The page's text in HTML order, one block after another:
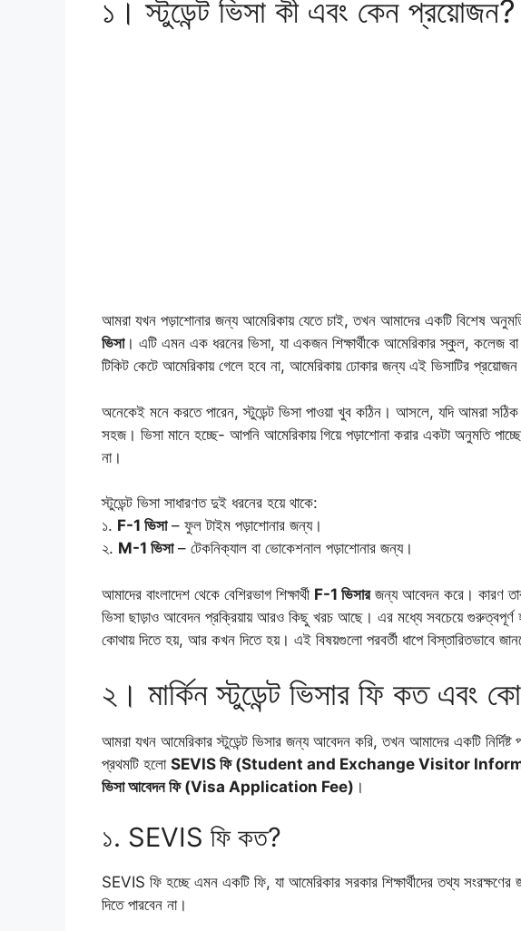
১। স্টুডেন্ট ভিসা কী এবং কেন প্রয়োজন?
আমরা যখন পড়াশোনার জন্য আমেরিকায় যেতে চাই, তখন আমাদের একটি বিশেষ
ভিসা। এটি এমন এক ধরনের ভিসা, যা একজন শিক্ষার্থীকে আমেরিকার স্কুল, কলেজ বা
টিকিট কেটে আমেরিকায় গেলে হবে না, আমেরিকায় ঢোকার জন্য এই ভিসাটির
অনেকেই মনে করতে পারেন, স্টুডেন্ট ভিসা পাওয়া খুব কঠিন। আসলে, যদি আমরা
সহজ। ভিসা মানে হচ্ছে- আপনি আমেরিকায় গিয়ে পড়াশোনা করার একটা অনুমতি
না।
স্টুডেন্ট ভিসা সাধারণত দুই ধরনের হয়ে থাকে:
১. F-1 ভিসা– ফুল টাইম পড়াশোনার জন্য।
২. M-1 ভিসা– টেকনিক্যাল বা ভোকেশনাল পড়াশোনার জন্য।
আমাদের বাংলাদেশ থেকে বেশিরভাগ শিক্ষার্থী F-1 ভিসারজন্য আবেদন করে। কারণ
ভিসা ছাড়াও আবেদন প্রক্রিয়ায় আরও কিছু খরচ আছে। এর মধ্যে সবচেয়ে গুরুত্বপূর্ণ
কোথায় দিতে হয়, আর কখন দিতে হয়। এই বিষয়গুলো পরবর্তী ধাপে বিস্তারিতভাবে
২। মার্কিন স্টুডেন্ট ভিসার ফি কত এবং
আমরা যখন আমেরিকার স্টুডেন্ট ভিসার জন্য আবেদন করি, তখন আমাদের একটি
প্রথমটি হলো SEVIS ফি (Student and Exchange Visitor
ভিসা আবেদন ফি (Visa Application Fee) ।
১. SEVIS ফি কত?
SEVIS ফি হচ্ছে এমন একটি ফি, যা আমেরিকার সরকার শিক্ষার্থীদের তথ্য
দিতে পারবেন না।